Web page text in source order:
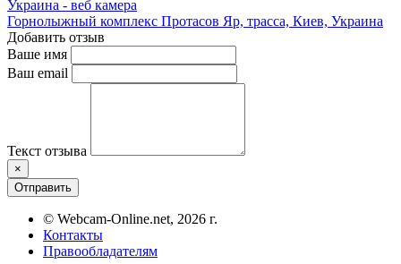
Горнолыжный комплекс Протасов Яр, трасса, Киев, Украина
Добавить отзыв
Ваше имя
Ваш email
Текст отзыва
×
Отправить
© Webcam-Online.net, 2026 г.
Контакты
Правообладателям